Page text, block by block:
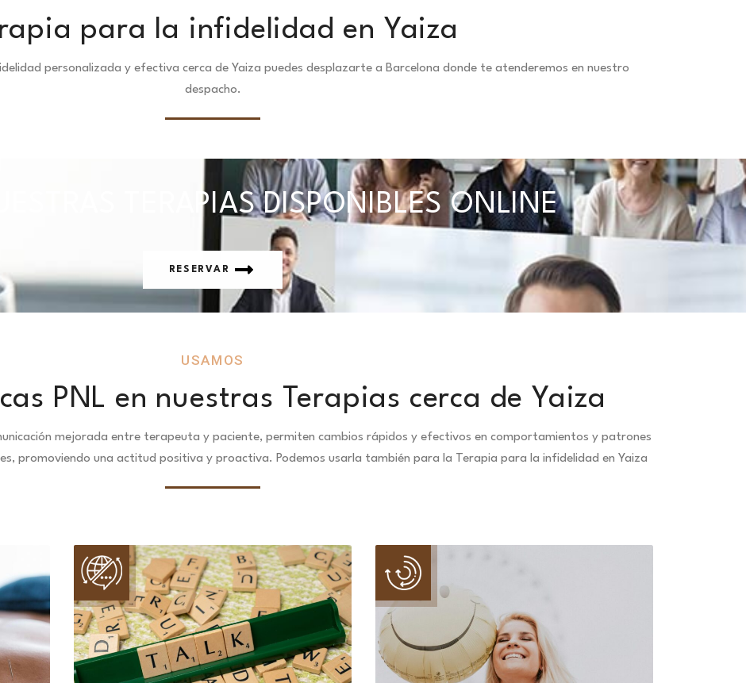
para la infidelidad en Yaiza
personalizada y efectiva cerca de Yaiza puedes desplazarte a Barcelona donde te atenderemos en nuestro
despacho.
TERAPIAS DISPONIBLES ONLINE
RESERVAR
USAMOS
PNL en nuestras Terapias cerca de Yaiza
mejorada entre terapeuta y paciente, permiten cambios rápidos y efectivos en comportamientos y patrones
promoviendo una actitud positiva y proactiva. Podemos usarla también para la Terapia para la infidelidad en Yaiza